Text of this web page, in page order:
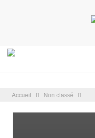
Accueil Non classé